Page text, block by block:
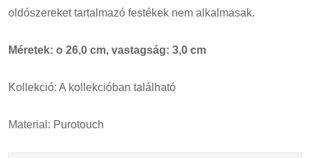
oldószereket tartalmazó festékek nem alkalmasak.
Méretek: o 26,0 cm, vastagság: 3,0 cm
Kollekció: A kollekcióban található
Material: Purotouch